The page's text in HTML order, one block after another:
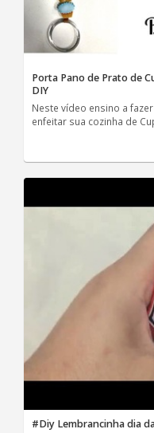
Porta Pano de Prato de
DIY
Neste vídeo ensino a
enfeitar sua cozinha de
#Diy Lembrancinha dia